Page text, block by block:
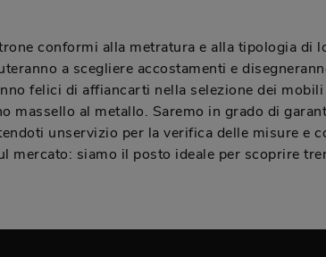
conformi alla metratura e alla tipologia
a scegliere accostamenti e
felici di affiancarti nella selezione dei
massello al metallo. Saremo in grado di
unservizio per la verifica delle misure e
mercato: siamo il posto ideale per scoprire